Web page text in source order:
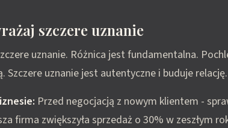
szczere uznanie
uznanie. Różnica jest fundamentalna.
Szczere uznanie jest autentyczne i buduje relację.
Przed negocjacją z nowym klientem -
firma zwiększyła sprzedaż o 30% w zeszłym